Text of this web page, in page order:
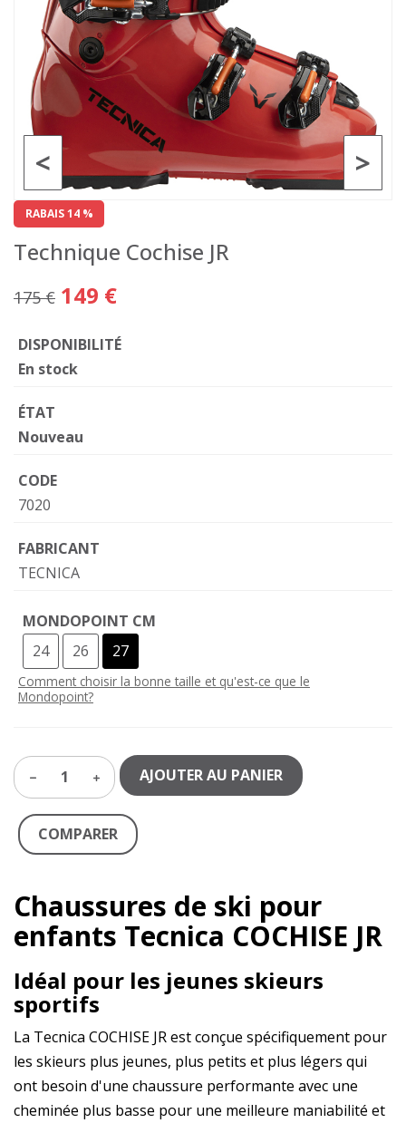
>
<
RABAIS 14 %
Technique Cochise JR
175 € 149 €
DISPONIBILITÉ
En stock
ÉTAT
Nouveau
CODE
7020
FABRICANT
TECNICA
MONDOPOINT CM
24
26 27
Comment choisir la bonne taille et qu'est-ce que le
Mondopoint?
1 AJOUTER AU PANIER
COMPARER
Chaussures de ski pour
enfants Tecnica COCHISE JR
Idéal pour les jeunes skieurs
sportifs
La Tecnica COCHISE JR est conçue spécifiquement pour
les skieurs plus jeunes, plus petits et plus légers qui
ont besoin d'une chaussure performante avec une
cheminée plus basse pour une meilleure maniabilité et